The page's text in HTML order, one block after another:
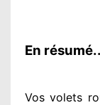
En
Vos volets